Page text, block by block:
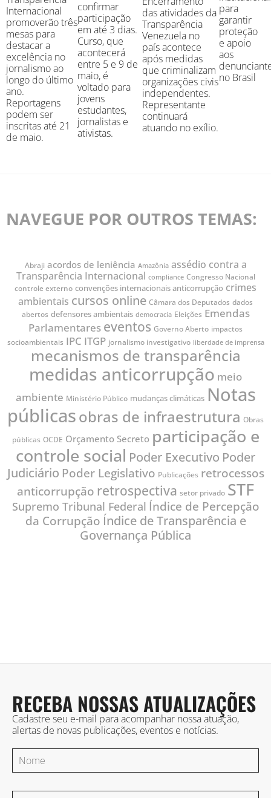
Internacional
promoverão três
mesas para
destacar a
excelência no
jornalismo ao
longo do último
ano.
Reportagens
podem ser
inscritas até 21
de maio.
confirmar
participação
em até 3 dias.
Curso, que
acontecerá
entre 5 e 9 de
maio, é
voltado para
jovens
estudantes,
jornalistas e
ativistas.
das atividades da
Transparência
Venezuela no
país acontece
após medidas
que criminalizam
organizações civis
independentes.
Representante
continuará
atuando no exílio.
para
garantir
proteção
e apoio
aos
no Brasil
NAVEGUE POR OUTROS TEMAS:
Abraji acordos de leniência Amazônia assédio contra a
Transparência Internacional compliance Congresso Nacional
controle externo convenções internacionais anticorrupção crimes
ambientais cursos online Câmara dos Deputados dados
abertos defensores ambientais democracia Eleições Emendas
Parlamentares eventos Governo Aberto impactos
socioambientais IPC ITGP jornalismo investigativo liberdade de imprensa
mecanismos de transparência
medidas anticorrupção meio
ambiente Ministério Público mudanças climáticas Notas
públicasobras de infraestrutura Obras
públicas OCDE Orçamento Secreto participação e
controle social Poder Executivo Poder
Judiciário Poder Legislativo Publicações retrocessos
anticorrupção retrospectiva setor privado STF
Supremo Tribunal Federal Índice de Percepção
da Corrupção Índice de Transparência e
Governança Pública
RECEBA NOSSAS ATUALIZAÇÕES
Cadastre seu e-mail para acompanhar nossa atuação,
alertas de novas publicações, eventos e notícias.